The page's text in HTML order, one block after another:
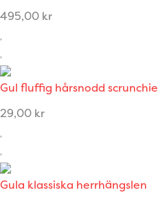
495,00 kr
Gul fluffig hårsnodd scrunchie
29,00 kr
Gula klassiska herrhängslen